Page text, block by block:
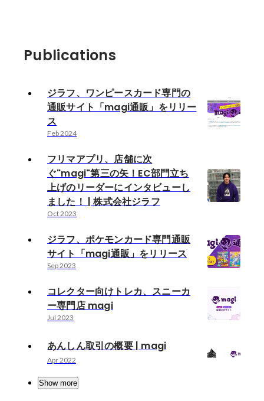
Publications
ジラフ、ワンピースカード専門の
通販サイト「magi通販」をリリー
ス
Feb 2024
フリマアプリ、店舗に次
ぐ"magi"第三の矢！EC部門立ち
上げのリーダーにインタビューし
ました！ | 株式会社ジラフ
Oct 2023
ジラフ、ポケモンカード専門通販
サイト「magi通販」をリリース
Sep 2023
コレクター向けトレカ、スニーカ
ー専門店 magi
Jul 2023
あんしん取引の概要 | magi
Apr 2022
Show more